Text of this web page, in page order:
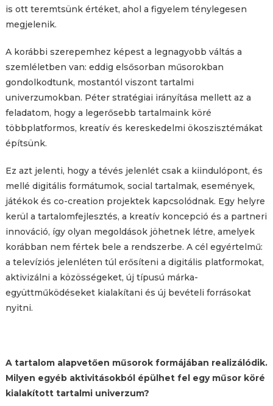
is ott teremtsünk értéket, ahol a figyelem ténylegesen
megjelenik.
A korábbi szerepemhez képest a legnagyobb váltás a
szemléletben van: eddig elsősorban műsorokban
gondolkodtunk, mostantól viszont tartalmi
univerzumokban. Péter stratégiai irányítása mellett az a
feladatom, hogy a legerősebb tartalmaink köré
többplatformos, kreatív és kereskedelmi ökoszisztémákat
építsünk.
Ez azt jelenti, hogy a tévés jelenlét csak a kiindulópont, és
mellé digitális formátumok, social tartalmak, események,
játékok és co-creation projektek kapcsolódnak. Egy helyre
kerül a tartalomfejlesztés, a kreatív koncepció és a partneri
innováció, így olyan megoldások jöhetnek létre, amelyek
korábban nem fértek bele a rendszerbe. A cél egyértelmű:
a televíziós jelenléten túl erősíteni a digitális platformokat,
aktivizálni a közösségeket, új típusú márka-
együttműködéseket kialakítani és új bevételi forrásokat
nyitni.
A tartalom alapvetően műsorok formájában realizálódik.
Milyen egyéb aktivitásokból épülhet fel egy műsor köré
kialakított tartalmi univerzum?